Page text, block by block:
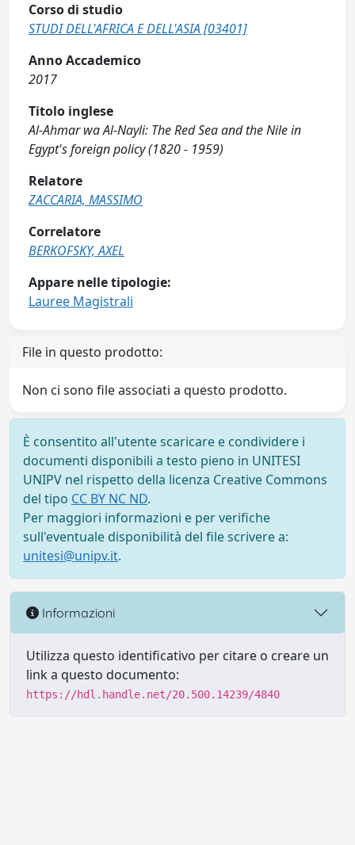
Corso di studio
STUDI DELL'AFRICA E DELL'ASIA [03401]
Anno Accademico
2017
Titolo inglese
Al-Ahmar wa Al-Nayli: The Red Sea and the Nile in
Egypt's foreign policy (1820 - 1959)
Relatore
ZACCARIA, MASSIMO
Correlatore
BERKOFSKY, AXEL
Appare nelle tipologie:
Lauree Magistrali
File in questo prodotto:
Non ci sono file associati a questo prodotto.
È consentito all'utente scaricare e condividere i
documenti disponibili a testo pieno in UNITESI
UNIPV nel rispetto della licenza Creative Commons
del tipo CC BY NC ND.
Per maggiori informazioni e per verifiche
sull'eventuale disponibilità del file scrivere a:
unitesi@unipv.it.
Informazioni
Utilizza questo identificativo per citare o creare un
link a questo documento:
https://hdl.handle.net/20.500.14239/4840